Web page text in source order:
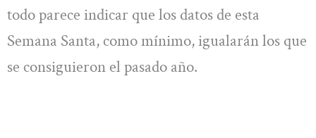
todo parece indicar que los datos de esta
Semana Santa, como mínimo, igualarán los que
se consiguieron el pasado año.